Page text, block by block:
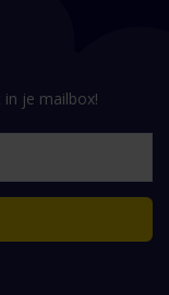
je mailbox!